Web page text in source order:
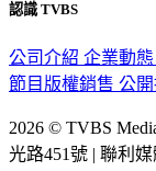
認識 TVBS
公司介紹 企業動態
節目版權銷售 公
2026 © TVBS
光路451號 | 聯利